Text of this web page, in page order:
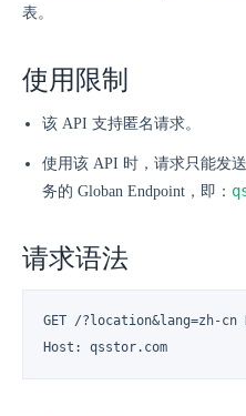
表。
使用限制
该 API 支持匿名请求。
使用该 API 时，请求只能发
务的 Globan Endpoint，即：
请求语法
GET /?location&lang=zh-cn
Host: qsstor.com